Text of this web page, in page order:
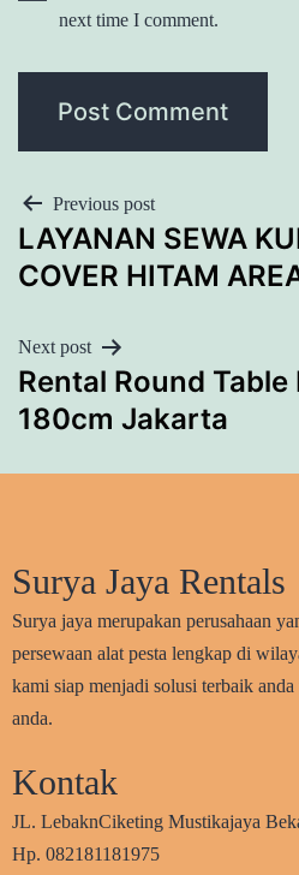
next time I comment.
POST
NAVIGATION
Previous post
LAYANAN SEWA
COVER HITAM
Next post
Rental Round Table
180cm Jakarta
Surya Jaya Rentals
Surya jaya merupakan perusahaan
persewaan alat pesta lengkap di
kami siap menjadi solusi terbaik
anda.
Kontak
JL. LebaknCiketing Mustikajaya
Hp. 082181181975